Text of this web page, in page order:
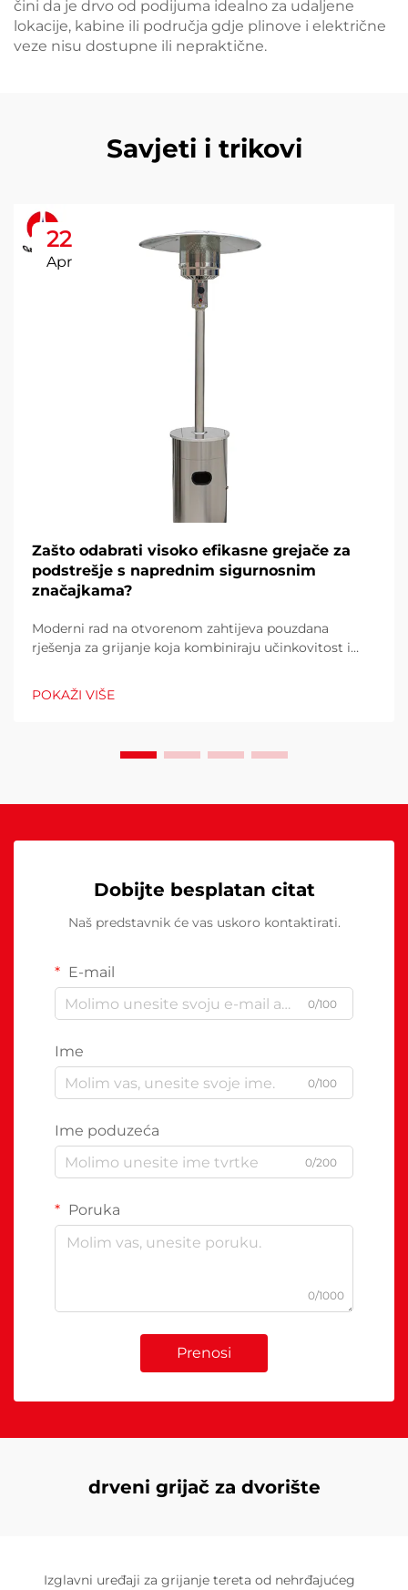
čini da je drvo od podijuma idealno za udaljene
lokacije, kabine ili područja gdje plinove i električne
veze nisu dostupne ili nepraktične.
Savjeti i trikovi
22
Apr
Zašto odabrati visoko efikasne grejače za
podstrešje s naprednim sigurnosnim
značajkama?
Moderni rad na otvorenom zahtijeva pouzdana
rješenja za grijanje koja kombiniraju učinkovitost i
grejač za vaš vanjski prostor, razumijevanje zašto
napredne sigurnosne funkcije i materijal visoke
POKAŽI VIŠE
Dobijte besplatan citat
Naš predstavnik će vas uskoro kontaktirati.
E-mail
0/100
Ime
0/100
Ime poduzeća
0/200
Poruka
0/1000
Prenosi
drveni grijač za dvorište
Izglavni uređaji za grijanje tereta od nehrđajućeg